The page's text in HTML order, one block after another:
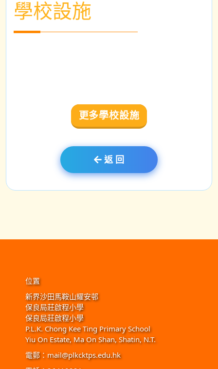
學校設施
更多學校設施
返 回
位置
新界沙田馬鞍山耀安邨
保良局莊啟程小學
保良局莊啟程小學
P.L.K. Chong Kee Ting Primary School
Yiu On Estate, Ma On Shan, Shatin, N.T.
電郵： mail@plkcktps.edu.hk